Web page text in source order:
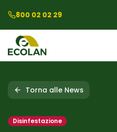
800 02 02 29
Comuni
Torna alle News
Disinfestazione